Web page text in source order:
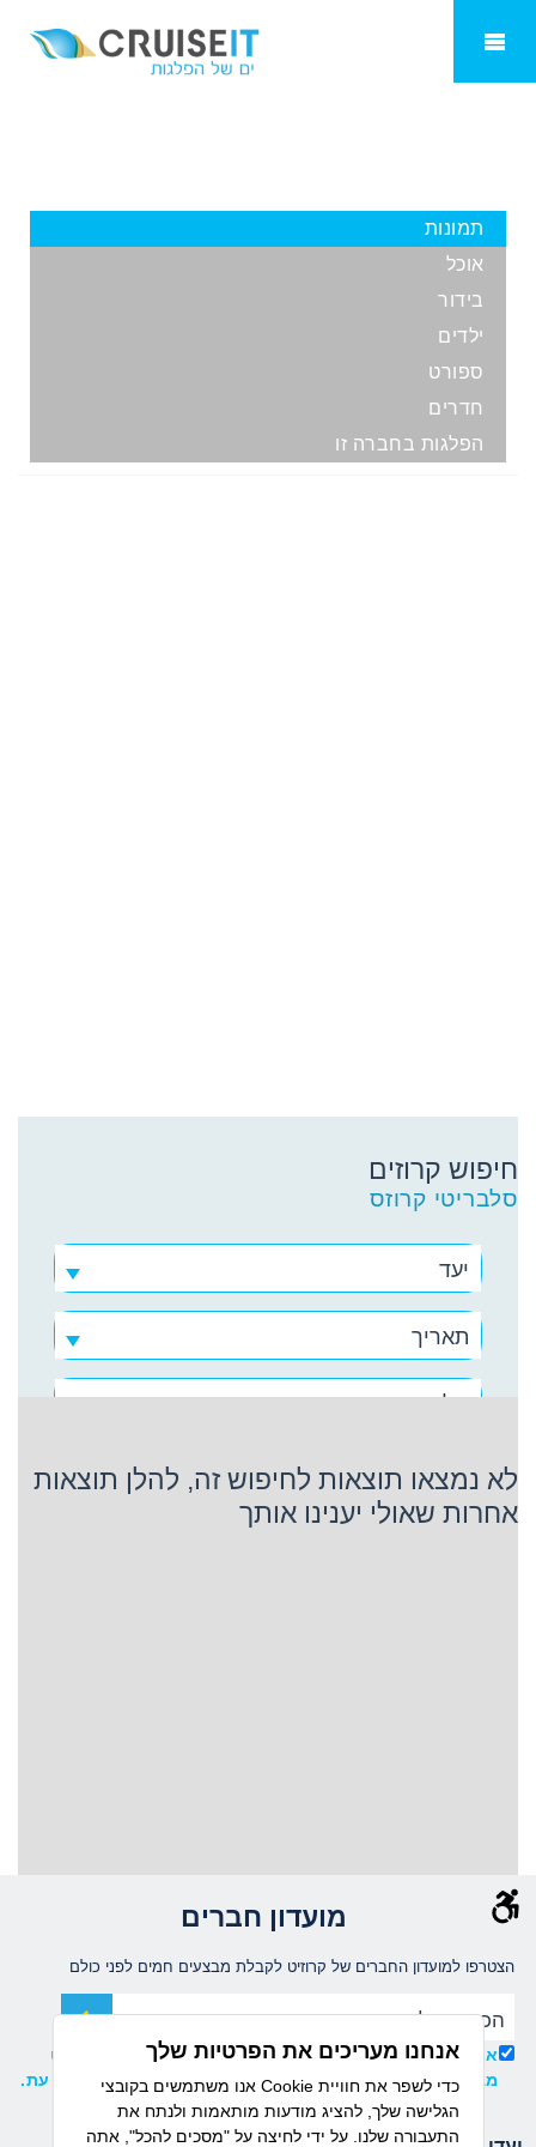
Celebrity Flora
תמונות
אוכל
בידור
ילדים
ספורט
חדרים
הפלגות בחברה זו
חיפוש קרוזים
סלבריטי קרוזס
יעד
תאריך
סלבריטי קרוזס
לא נמצאו תוצאות לחיפוש זה, להלן תוצאות
אחרות שאולי יענינו אותך
מועדון חברים
הצטרפו למועדון החברים של קרוזיט לקבלת מבצעים חמים לפני כולם
אני מאשר/ת קבלת עדכונים ומידע שיווקי ממועדון קרוזיט
מבית דיזנהאוז, וידוע לי כי ניתן להסיר את ההרשמה בכל עת.
אנחנו מעריכים את הפרטיות שלך
אנו משתמשים בקובצי Cookie כדי לשפר את חוויית
הגלישה שלך, להציג מודעות מותאמות ולנתח את
התעבורה שלנו. על ידי לחיצה על "מסכים להכל", אתה